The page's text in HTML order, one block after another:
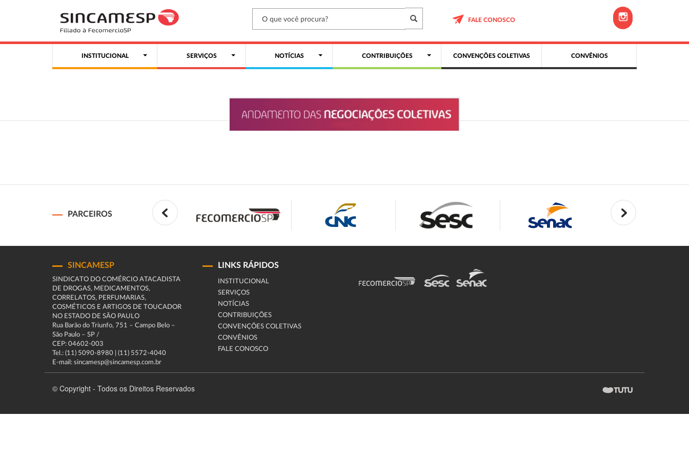
FALE CONOSCO
INSTITUCIONAL SERVIÇOS NOTÍCIAS CONTRIBUIÇÕES CONVENÇÕES COLETIVAS CONVÊNIOS
PARCEIROS
SINCAMESP
SINDICATO DO COMÉRCIO ATACADISTA
DE DROGAS, MEDICAMENTOS,
CORRELATOS, PERFUMARIAS,
COSMÉTICOS E ARTIGOS DE TOUCADOR
NO ESTADO DE SÃO PAULO
Rua Barão do Triunfo, 751 – Campo Belo –
São Paulo – SP /
CEP: 04602-003
Tel.: (11) 5090-8980 | (11) 5572-4040
E-mail: sincamesp@sincamesp.com.br
LINKS RÁPIDOS
INSTITUCIONAL
SERVIÇOS
NOTÍCIAS
CONTRIBUIÇÕES
CONVENÇÕES COLETIVAS
CONVÊNIOS
FALE CONOSCO
© Copyright - Todos os Direitos Reservados